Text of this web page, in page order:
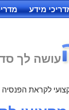
מידע
עושה לך
לקראת הפנסיה